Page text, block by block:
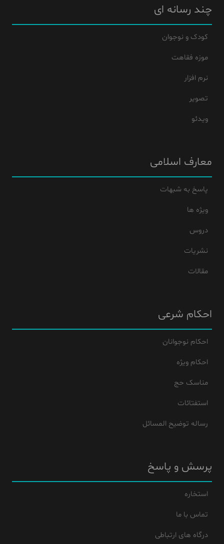
چند رسانه ای
کودک و نوجوان
موزه فقاهت
نرم افزار
تصویر
ویدئو
معارف اسلامی
پاسخ به شبهات
ویژه ها
دروس
نشریات
مقالات
احکام شرعی
احکام نوجوانان
احکام ویژه
مناسک حج
استفتائات
رساله توضیح المسائل
پرسش و پاسخ
استخاره
تماس با ما
درگاه های ارتباطی